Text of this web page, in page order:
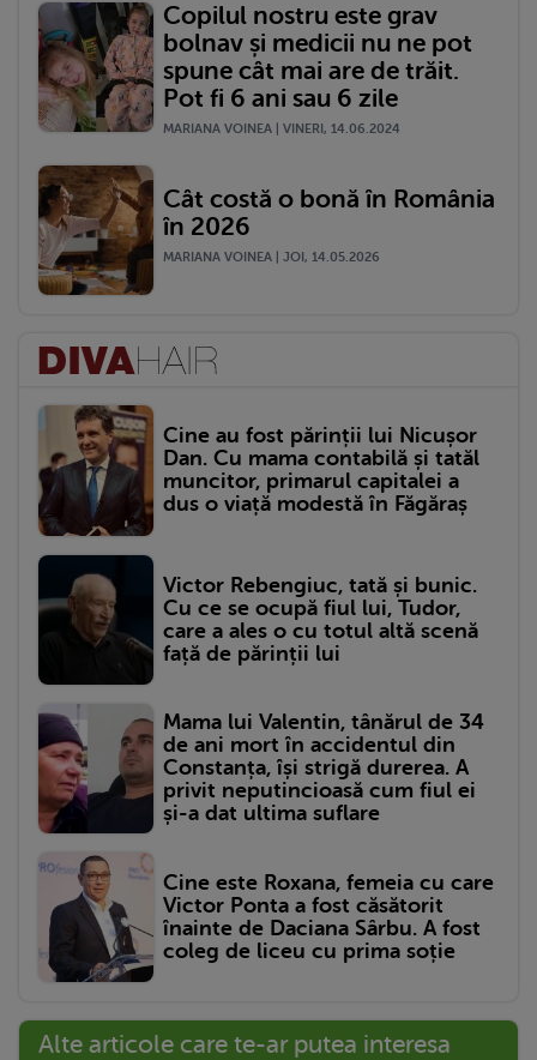
Copilul nostru este grav
bolnav și medicii nu ne pot
spune cât mai are de trăit.
Pot fi 6 ani sau 6 zile
MARIANA VOINEA | VINERI, 14.06.2024
Cât costă o bonă în România
în 2026
MARIANA VOINEA | JOI, 14.05.2026
Cine au fost părinții lui Nicușor
Dan. Cu mama contabilă și tatăl
muncitor, primarul capitalei a
dus o viață modestă în Făgăraș
Victor Rebengiuc, tată și bunic.
Cu ce se ocupă fiul lui, Tudor,
care a ales o cu totul altă scenă
față de părinții lui
Mama lui Valentin, tânărul de 34
de ani mort în accidentul din
Constanța, își strigă durerea. A
privit neputincioasă cum fiul ei
și-a dat ultima suflare
Cine este Roxana, femeia cu care
Victor Ponta a fost căsătorit
înainte de Daciana Sârbu. A fost
coleg de liceu cu prima soție
Alte articole care te-ar putea interesa